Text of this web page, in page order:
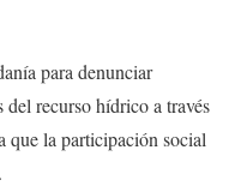
para denunciar
recurso hídrico a través
que la participación social